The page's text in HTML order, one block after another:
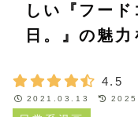
しい『フー
日。』の魅力
4.5
2021.03.13